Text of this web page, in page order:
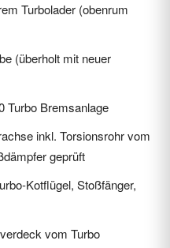
Turbolader (obenrum
(überholt mit neuer
Turbo Bremsanlage
inkl. Torsionsrohr vom
geprüft
Kotflügel, Stoßfänger,
vom Turbo